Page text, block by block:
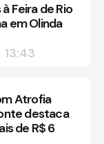
Feira de Rio
em Olinda
13:43
Atrofia
destaca
de R$ 6